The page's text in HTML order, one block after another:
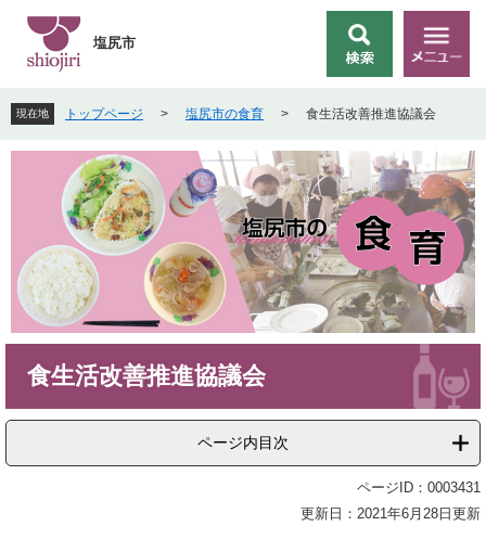
先
頭
で
を
飛
ば
索
メ
ニ
ー
塩尻市
現在地 トップページ > 塩尻市の食育 > 食生活改善推進協議会
食生活改善推進協議会
ページ内目次
ページID：0003431
更新日：2021年6月28日更新